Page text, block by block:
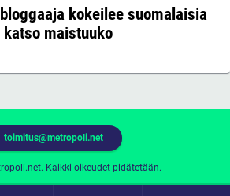
kokeilee suomalaisia
maistuuko
Kaikki oikeudet pidätetään.
toimitus@metropoli.net